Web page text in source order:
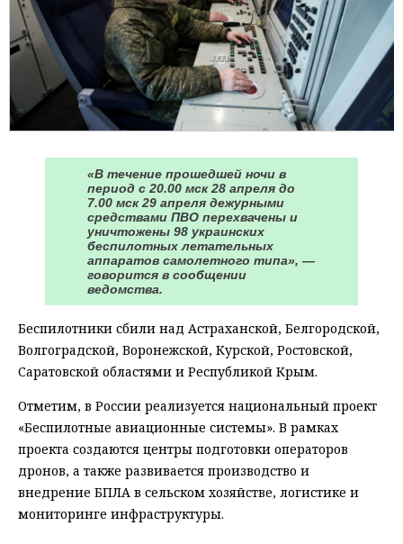
«В течение прошедшей ночи в
период с 20.00 мск 28 апреля до
7.00 мск 29 апреля дежурными
средствами ПВО перехвачены и
уничтожены 98 украинских
беспилотных летательных
аппаратов самолетного типа», —
говорится в сообщении
ведомства.
Беспилотники сбили над Астраханской, Белгородской,
Волгоградской, Воронежской, Курской, Ростовской,
Саратовской областями и Республикой Крым.
Отметим, в России реализуется национальный проект
«Беспилотные авиационные системы». В рамках
проекта создаются центры подготовки операторов
дронов, а также развивается производство и
внедрение БПЛА в сельском хозяйстве, логистике и
мониторинге инфраструктуры.